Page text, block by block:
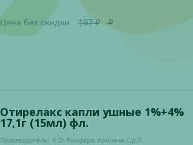
Цена без скидки 197₽ ₽
Отирелакс капли ушные 1%+4%
17,1г (15мл) фл.
Производитель: К.О. Ромфарм Компани С.р.Л.